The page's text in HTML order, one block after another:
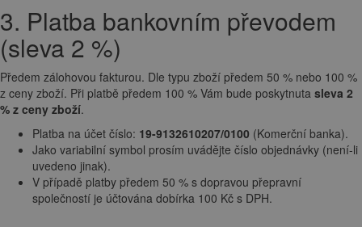
3. Platba bankovním převodem
(sleva 2 %)
Předem zálohovou fakturou. Dle typu zboží předem 50 % nebo 100 %
z ceny zboží. Při platbě předem 100 % Vám bude poskytnuta sleva 2
% z ceny zboží.
Platba na účet číslo: 19-9132610207/0100 (Komerční banka).
Jako variabilní symbol prosím uvádějte číslo objednávky (není-li
uvedeno jinak).
V případě platby předem 50 % s dopravou přepravní
společností je účtována dobírka 100 Kč s DPH.